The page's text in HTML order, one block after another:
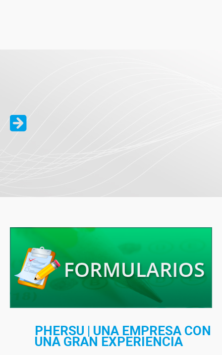
PHERSU | UNA EMPRESA CON
UNA GRAN EXPERIENCIA